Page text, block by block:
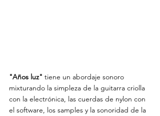
"Años luz" tiene un abordaje sonoro
mixturando la simpleza de la guitarra criolla
con la electrónica, las cuerdas de nylon con
el software, los samples y la sonoridad de la